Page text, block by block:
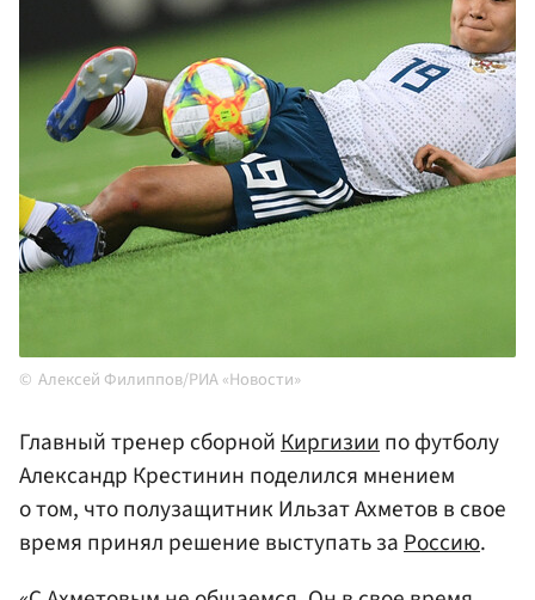
Алексей Филиппов/РИА «Новости»
Главный тренер сборнойКиргизиипо футболу
Александр Крестинин поделился мнением
о том, что полузащитник Ильзат Ахметов в свое
время принял решение выступать заРоссию.